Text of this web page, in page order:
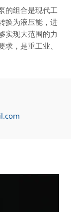
的组合是现代工
换为液压能，进
实现大范围的力
，是重工业、